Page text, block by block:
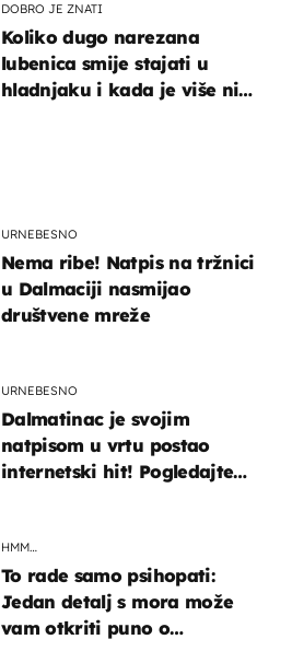
URNEBESNO
Nema ribe! Natpis na tržnici
u Dalmaciji nasmijao
društvene mreže
URNEBESNO
Dalmatinac je svojim
natpisom u vrtu postao
internetski hit! Pogledajte
HMM…
To rade samo psihopati:
Jedan detalj s mora može
vam otkriti puno o
DOBRO JE ZNATI
Koliko dugo narezana
lubenica smije stajati u
hladnjaku i kada je više nije